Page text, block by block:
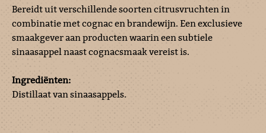
Bereidt uit verschillende soorten citrusvruchten in
combinatie met cognac en brandewijn. Een exclusieve
smaakgever aan producten waarin een subtiele
sinaasappel naast cognacsmaak vereist is.
Ingrediënten:
Distillaat van sinaasappels.